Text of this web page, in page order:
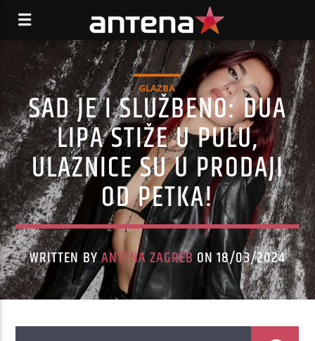
GLAZBA
SAD JE I SLUŽBENO: DUA
LIPA STIŽE U PULU,
ULAZNICE SU U PRODAJI
OD PETKA!
WRITTEN BYANTENA ZAGREB ON 18/03/2024